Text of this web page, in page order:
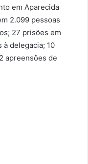
em Aparecida
2.099 pessoas
27 prisões em
delegacia; 10
apreensões de